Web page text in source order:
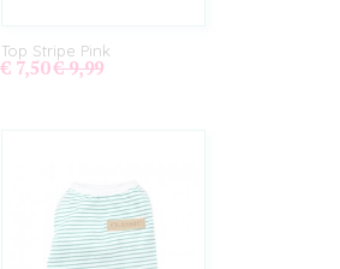
Top Stripe Pink
€ 7,50 € 9,99